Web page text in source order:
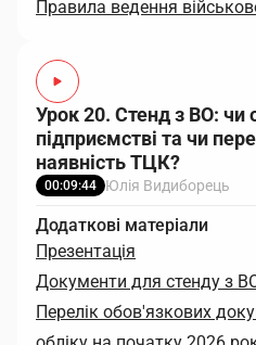
Правила ведення
Урок 20. Стенд з ВО: чи
підприємстві та чи
наявність ТЦК?
00:09:44 Юлія Видиборець
Додаткові матеріали
Презентація
Документи для стенду з
Перелік обов'язкових